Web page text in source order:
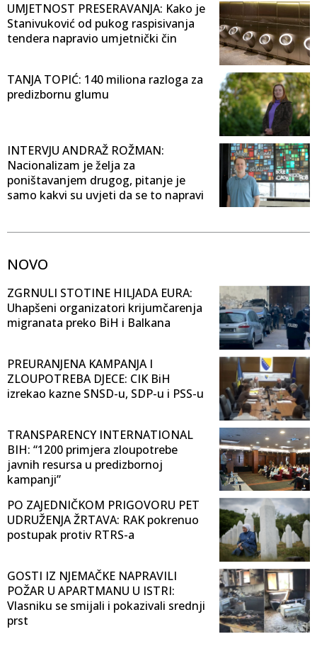
UMJETNOST PRESERAVANJA: Kako je
Stanivuković od pukog raspisivanja
tendera napravio umjetnički čin
TANJA TOPIĆ: 140 miliona razloga za
predizbornu glumu
INTERVJU ANDRAŽ ROŽMAN:
Nacionalizam je želja za
poništavanjem drugog, pitanje je
samo kakvi su uvjeti da se to napravi
NOVO
ZGRNULI STOTINE HILJADA EURA:
Uhapšeni organizatori krijumčarenja
migranata preko BiH i Balkana
PREURANJENA KAMPANJA I
ZLOUPOTREBA DJECE: CIK BiH
izrekao kazne SNSD-u, SDP-u i PSS-u
TRANSPARENCY INTERNATIONAL
BIH: “1200 primjera zloupotrebe
javnih resursa u predizbornoj
kampanji”
PO ZAJEDNIČKOM PRIGOVORU PET
UDRUŽENJA ŽRTAVA: RAK pokrenuo
postupak protiv RTRS-a
GOSTI IZ NJEMAČKE NAPRAVILI
POŽAR U APARTMANU U ISTRI:
Vlasniku se smijali i pokazivali srednji
prst